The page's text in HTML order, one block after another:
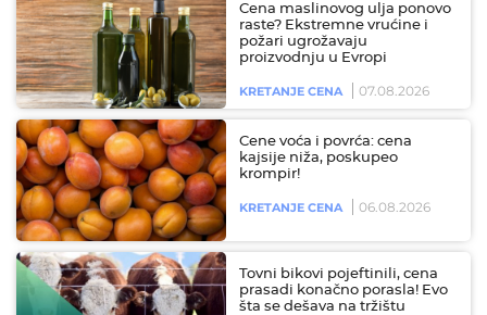
Cena maslinovog ulja ponovo
raste? Ekstremne vrućine i
požari ugrožavaju
proizvodnju u Evropi
KRETANJE CENA 07.08.2026
Cene voća i povrća: cena
kajsije niža, poskupeo
krompir!
KRETANJE CENA 06.08.2026
Tovni bikovi pojeftinili, cena
prasadi konačno porasla! Evo
šta se dešava na tržištu